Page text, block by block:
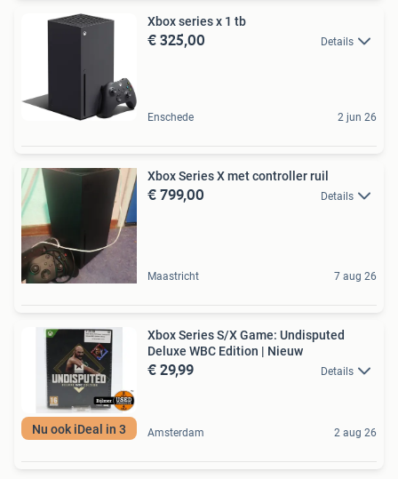
Xbox series x 1 tb
€ 325,00 Details
Enschede 2 jun 26
Xbox Series X met controller ruil
€ 799,00 Details
Maastricht 7 aug 26
Nu ook iDeal in 3
Xbox Series S/X Game: Undisputed
Deluxe WBC Edition | Nieuw
€ 29,99 Details
Amsterdam 2 aug 26